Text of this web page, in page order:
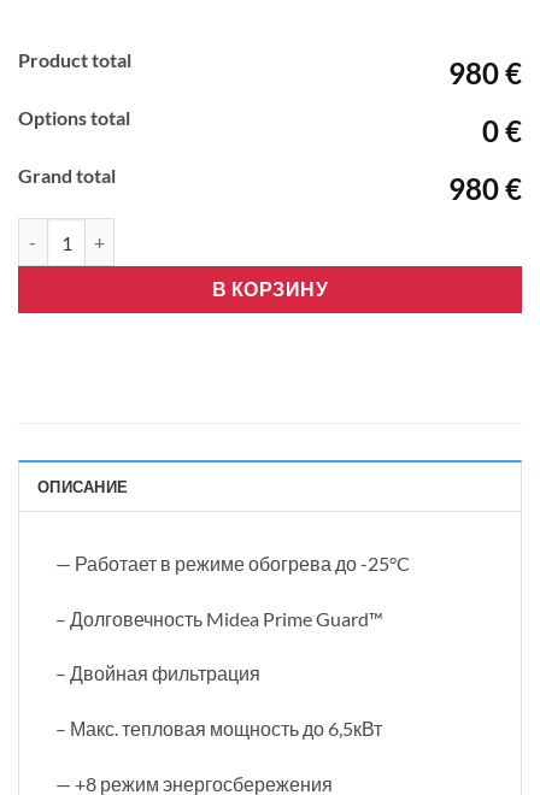
Product total 980 €
Options total 0 €
Grand total 980 €
В КОРЗИНУ
ОПИСАНИЕ
— Работает в режиме обогрева до -25°C
– Долговечность Midea Prime Guard™
– Двойная фильтрация
– Макс. тепловая мощность до 6,5кВт
— +8 режим энергосбережения